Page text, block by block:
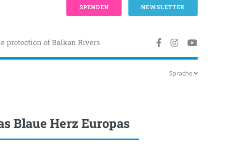
protection of Balkan Rivers
Sprache
Blaue Herz Europas
SPENDEN NEWSLETTER